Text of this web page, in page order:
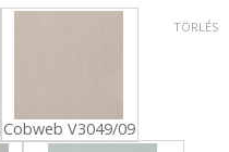
Cobweb V3049/09
TÖRLÉS